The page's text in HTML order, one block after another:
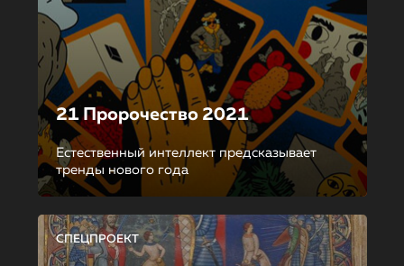
21 Пророчество 2021
Естественный интеллект предсказывает
тренды нового года
СПЕЦПРОЕКТ